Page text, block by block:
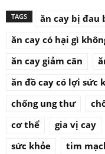
TAGS ăn cay bị đau
ăn cay có hại gì
ăn cay giảm cân
ăn đồ cay có lợi sức
chống ung thư
cơ thể
gia vị cay
sức khỏe
tim